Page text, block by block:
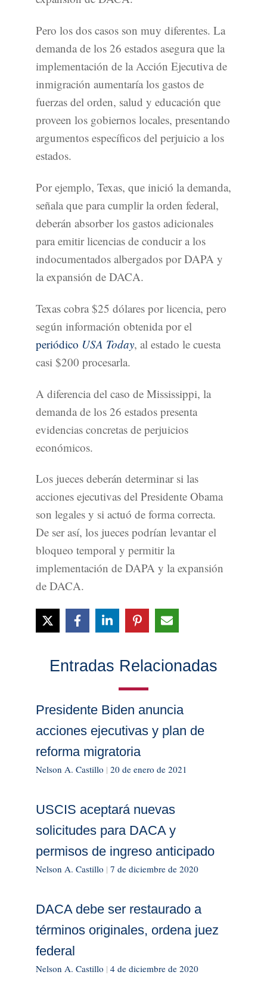
Pero los dos casos son muy diferentes. La
demanda de los 26 estados asegura que la
implementación de la Acción Ejecutiva de
inmigración aumentaría los gastos de
fuerzas del orden, salud y educación que
proveen los gobiernos locales, presentando
argumentos específicos del perjuicio a los
estados.
Por ejemplo, Texas, que inició la demanda,
señala que para cumplir la orden federal,
deberán absorber los gastos adicionales
para emitir licencias de conducir a los
indocumentados albergados por DAPA y
la expansión de DACA.
Texas cobra $25 dólares por licencia, pero
según información obtenida por el
periódico USA Today, al estado le cuesta
casi $200 procesarla.
A diferencia del caso de Mississippi, la
demanda de los 26 estados presenta
evidencias concretas de perjuicios
económicos.
Los jueces deberán determinar si las
acciones ejecutivas del Presidente Obama
son legales y si actuó de forma correcta.
De ser así, los jueces podrían levantar el
bloqueo temporal y permitir la
implementación de DAPA y la expansión
de DACA.
Entradas Relacionadas
Presidente Biden anuncia
acciones ejecutivas y plan de
reforma migratoria
Nelson A. Castillo | 20 de enero de 2021
USCIS aceptará nuevas
solicitudes para DACA y
permisos de ingreso anticipado
Nelson A. Castillo | 7 de diciembre de 2020
DACA debe ser restaurado a
términos originales, ordena juez
federal
Nelson A. Castillo | 4 de diciembre de 2020